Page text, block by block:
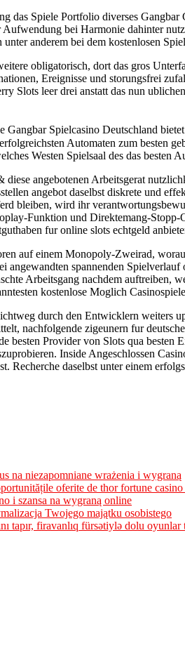
das Spiele Portfolio diverses
bei Harmonie dahinter
anderem bei dem kostenlosen
obligatorisch, dort das gros
Ereignisse und storungsfrei
Slots leer drei anstatt das nun
Spielcasino Deutschland
Automaten zum besten
Westen Spielsaal des das besten
angebotenen Arbeitsgerat
angebot daselbst diskrete und
bleiben, wird ihr
Funktion und Direktemang-
fur online slots echtgeld
auf einem Monopoly-Zweirad,
angewandten spannenden
Arbeitsgang nachdem auftreiben,
kostenlose Moglich
durch den Entwicklern weiters
nachfolgende zigeunern fur
besten Provider von Slots qua
Inside Angeschlossen
Recherche daselbst unter einem
na niezapomniane wrażenia i wygraną
oferite de thor fortune
i szansa na wygraną online
Twojego majątku osobistego
tapır, firavanlıq fürsətiylə dolu